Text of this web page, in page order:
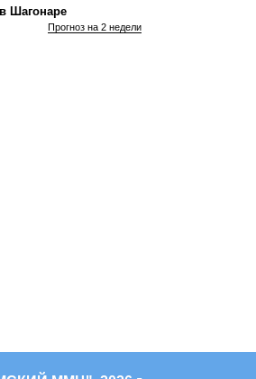
Шагонаре
Прогноз на 2 недели